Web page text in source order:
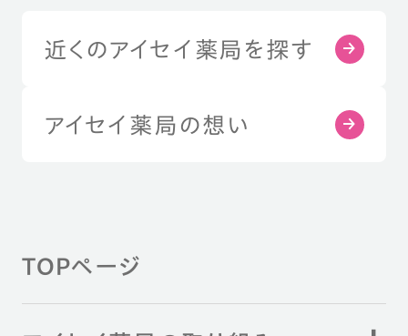
近くのアイセイ薬局を探す
アイセイ薬局の想い
TOPページ